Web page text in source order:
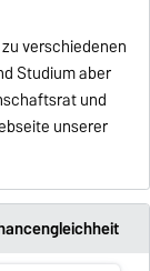
verschiedenen
Studium aber
und
unserer